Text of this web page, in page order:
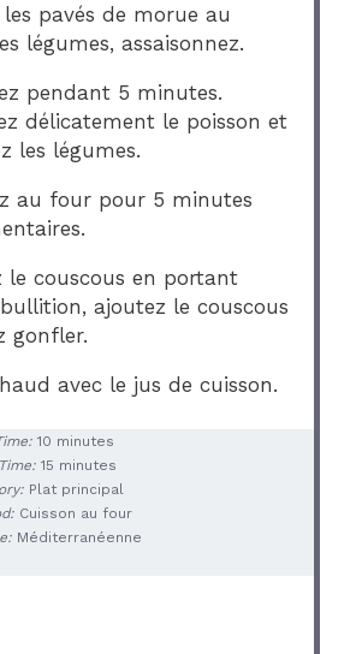
les pavés de morue au
légumes, assaisonnez.
pendant 5 minutes.
délicatement le poisson et
les légumes.
au four pour 5 minutes
le couscous en portant
ajoutez le couscous
gonfler.
avec le jus de cuisson.
10 minutes
15 minutes
Plat principal
Cuisson au four
Méditerranéenne